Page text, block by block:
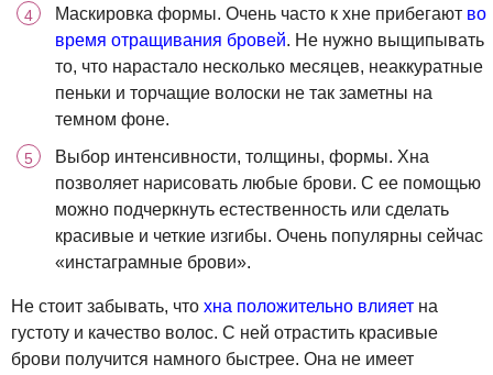
Маскировка формы. Очень часто к хне прибегают во
время отращивания бровей. Не нужно выщипывать
то, что нарастало несколько месяцев, неаккуратные
пеньки и торчащие волоски не так заметны на
темном фоне.
Выбор интенсивности, толщины, формы. Хна
позволяет нарисовать любые брови. С ее помощью
можно подчеркнуть естественность или сделать
красивые и четкие изгибы. Очень популярны сейчас
«инстаграмные брови».
Не стоит забывать, что хна положительно влияет на
густоту и качество волос. С ней отрастить красивые
брови получится намного быстрее. Она не имеет